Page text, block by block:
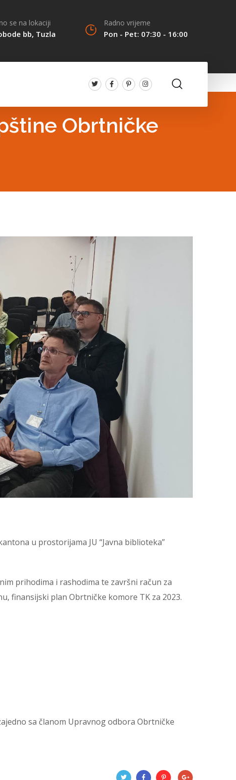
se na lokaciji
bb, Tuzla
Radno vrijeme
Pon - Pet: 07:30 - 16:00
Obrtničke
u prostorijama JU “Javna biblioteka”
prihodima i rashodima te završni račun za
finansijski plan Obrtničke komore TK za 2023.
sa članom Upravnog odbora Obrtničke